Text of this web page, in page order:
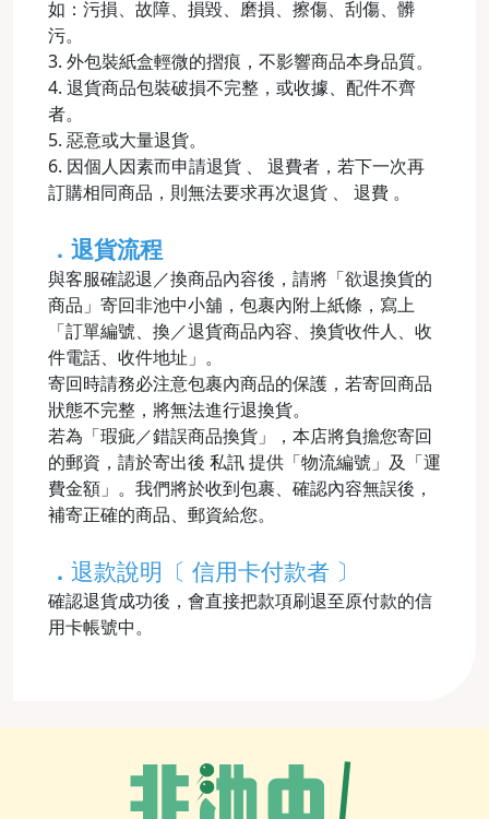
如：污損、故障、損毀、磨損、擦傷、刮傷、髒
污。
3. 外包裝紙盒輕微的摺痕，不影響商品本身品質。
4. 退貨商品包裝破損不完整，或收據、配件不齊
者。
5. 惡意或大量退貨。
6. 因個人因素而申請退貨 、 退費者，若下一次再
訂購相同商品，則無法要求再次退貨 、 退費 。
．退貨流程
與客服確認退／換商品內容後，請將「欲退換貨的
商品」寄回非池中小舖，包裹內附上紙條，寫上
「訂單編號、換／退貨商品內容、換貨收件人、收
件電話、收件地址」。
寄回時請務必注意包裹內商品的保護，若寄回商品
狀態不完整，將無法進行退換貨。
若為「瑕疵／錯誤商品換貨」，本店將負擔您寄回
的郵資，請於寄出後 私訊 提供「物流編號」及「運
費金額」。我們將於收到包裹、確認內容無誤後，
補寄正確的商品、郵資給您。
． 退款說明〔 信用卡付款者 〕
確認退貨成功後，會直接把款項刷退至原付款的信
用卡帳號中。